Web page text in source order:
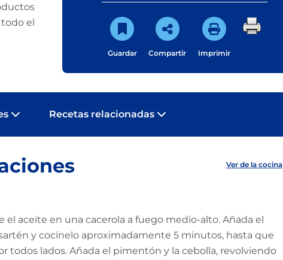
todo el
Guardar Compartir Imprimir
Recetas relacionadas
Ver de la cocina
el aceite en una cacerola a fuego medio-alto. Añada el
y cocínelo aproximadamente 5 minutos, hasta que
todos lados. Añada el pimentón y la cebolla, revolviendo